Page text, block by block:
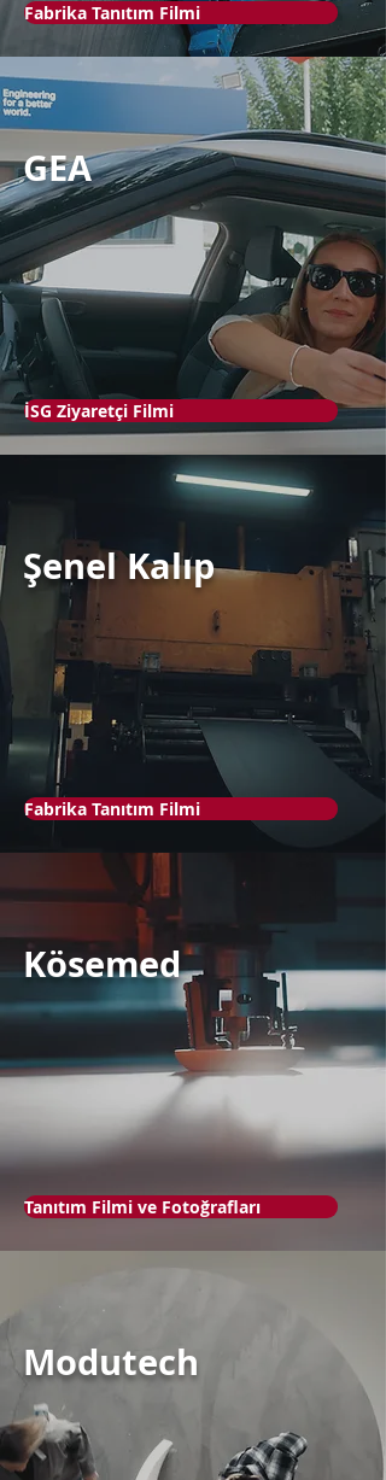
Fabrika Tanıtım Filmi
GEA
İSG Ziyaretçi Filmi
Şenel Kalıp
Fabrika Tanıtım Filmi
Kösemed
Tanıtım Filmi ve Fotoğrafları
Modutech